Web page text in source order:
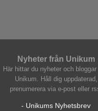
Nyheter från Unikum
Här hittar du nyheter och bloggar
Unikum. Håll dig uppdaterad,
prenumerera via e-post eller
- Unikums Nyhetsbrev